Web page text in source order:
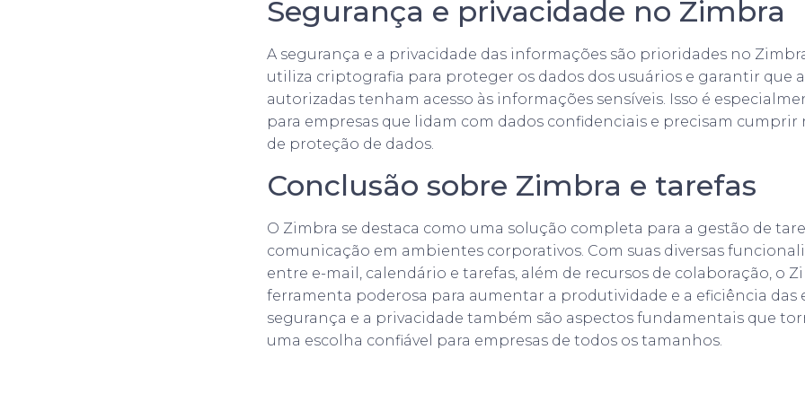
Segurança e privacidade no Zimbra
A segurança e a privacidade das informações são prioridades no
utiliza criptografia para proteger os dados dos usuários e garantir que
autorizadas tenham acesso às informações sensíveis. Isso é
para empresas que lidam com dados confidenciais e precisam
de proteção de dados.
Conclusão sobre Zimbra e tarefas
O Zimbra se destaca como uma solução completa para a gestão de
comunicação em ambientes corporativos. Com suas diversas
entre e-mail, calendário e tarefas, além de recursos de colaboração, o
ferramenta poderosa para aumentar a produtividade e a eficiência das
segurança e a privacidade também são aspectos fundamentais que
uma escolha confiável para empresas de todos os tamanhos.